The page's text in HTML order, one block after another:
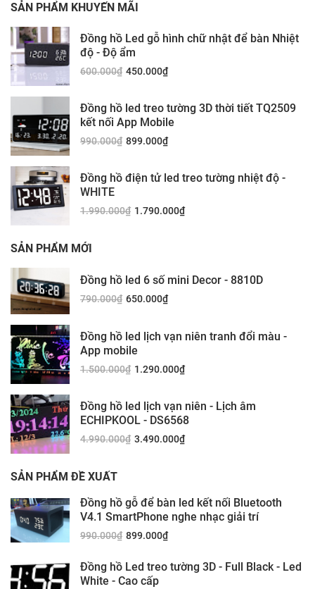
SẢN PHẨM KHUYẾN MÃI
Đồng hồ Led gỗ hình chữ nhật để bàn Nhiệt
độ - Độ ẩm
600.000₫ 450.000₫
Đồng hồ led treo tường 3D thời tiết TQ2509
kết nối App Mobile
990.000₫ 899.000₫
Đồng hồ điện tử led treo tường nhiệt độ -
WHITE
1.990.000₫ 1.790.000₫
SẢN PHẨM MỚI
Đồng hồ led 6 số mini Decor - 8810D
790.000₫ 650.000₫
Đồng hồ led lịch vạn niên tranh đổi màu -
App mobile
1.500.000₫ 1.290.000₫
Đồng hồ led lịch vạn niên - Lịch âm
ECHIPKOOL - DS6568
4.990.000₫ 3.490.000₫
SẢN PHẨM ĐỀ XUẤT
Đồng hồ gỗ để bàn led kết nối Bluetooth
V4.1 SmartPhone nghe nhạc giải trí
990.000₫ 899.000₫
Đồng hồ Led treo tường 3D - Full Black - Led
White - Cao cấp